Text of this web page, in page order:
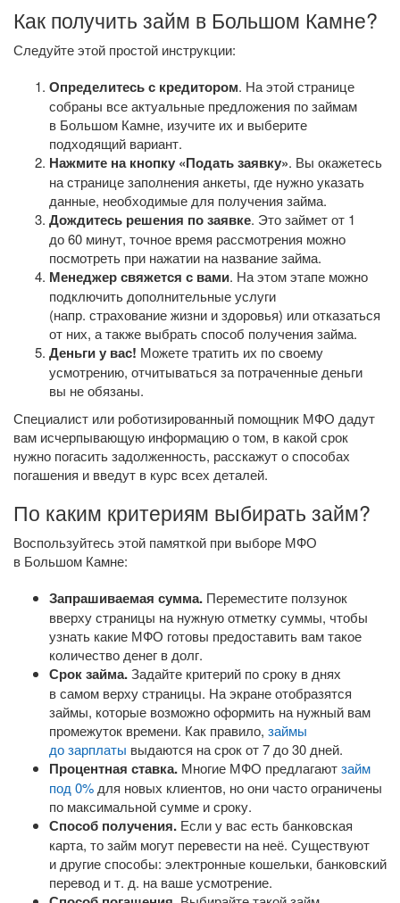
Как получить займ в Большом Камне?
Следуйте этой простой инструкции:
Определитесь с кредитором. На этой странице
собраны все актуальные предложения по займам
в Большом Камне, изучите их и выберите
подходящий вариант.
Нажмите на кнопку «Подать заявку». Вы окажетесь
на странице заполнения анкеты, где нужно указать
данные, необходимые для получения займа.
Дождитесь решения по заявке. Это займет от 1
до 60 минут, точное время рассмотрения можно
посмотреть при нажатии на название займа.
Менеджер свяжется с вами. На этом этапе можно
подключить дополнительные услуги
(напр. страхование жизни и здоровья) или отказаться
от них, а также выбрать способ получения займа.
Деньги у вас! Можете тратить их по своему
усмотрению, отчитываться за потраченные деньги
вы не обязаны.
Специалист или роботизированный помощник МФО дадут
вам исчерпывающую информацию о том, в какой срок
нужно погасить задолженность, расскажут о способах
погашения и введут в курс всех деталей.
По каким критериям выбирать займ?
Воспользуйтесь этой памяткой при выборе МФО
в Большом Камне:
Запрашиваемая сумма. Переместите ползунок
вверху страницы на нужную отметку суммы, чтобы
узнать какие МФО готовы предоставить вам такое
количество денег в долг.
Срок займа.Задайте критерий по сроку в днях
в самом верху страницы. На экране отобразятся
займы, которые возможно оформить на нужный вам
промежуток времени. Как правило, займы
до зарплаты выдаются на срок от 7 до 30 дней.
Процентная ставка. Многие МФО предлагаютзайм
под 0% для новых клиентов, но они часто ограничены
по максимальной сумме и сроку.
Способ получения. Если у вас есть банковская
карта, то займ могут перевести на неё. Существуют
и другие способы: электронные кошельки, банковский
перевод и т. д. на ваше усмотрение.